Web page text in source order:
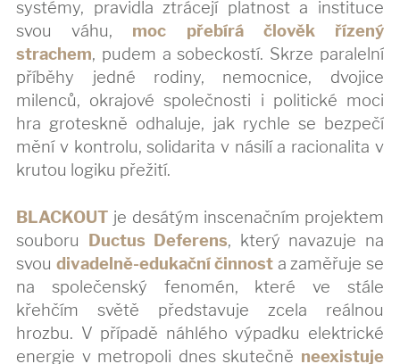
systémy, pravidla ztrácejí platnost a instituce
svou váhu, moc přebírá člověk řízený
strachem, pudem a sobeckostí. Skrze paralelní
příběhy jedné rodiny, nemocnice, dvojice
milenců, okrajové společnosti i politické moci
hra groteskně odhaluje, jak rychle se bezpečí
mění v kontrolu, solidarita v násilí a racionalita v
krutou logiku přežití.
BLACKOUT je desátým inscenačním projektem
souboru Ductus Deferens, který navazuje na
svou divadelně-edukační činnost a zaměřuje se
na společenský fenomén, které ve stále
křehčím světě představuje zcela reálnou
hrozbu. V případě náhlého výpadku elektrické
energie v metropoli dnes skutečně neexistuje